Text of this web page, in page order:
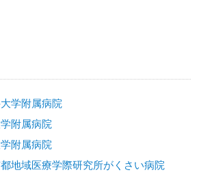
学附属病院
附属病院
附属病院
地域医療学際研究所がくさい病院